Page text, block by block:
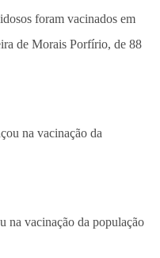
foram vacinados em
de Morais Porfírio, de 88
na vacinação da população